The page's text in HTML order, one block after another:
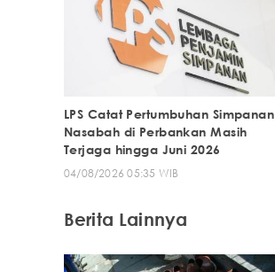
LPS Catat Pertumbuhan Simpanan
Nasabah di Perbankan Masih
Terjaga hingga Juni 2026
04/08/2026 05:35 WIB
Berita Lainnya